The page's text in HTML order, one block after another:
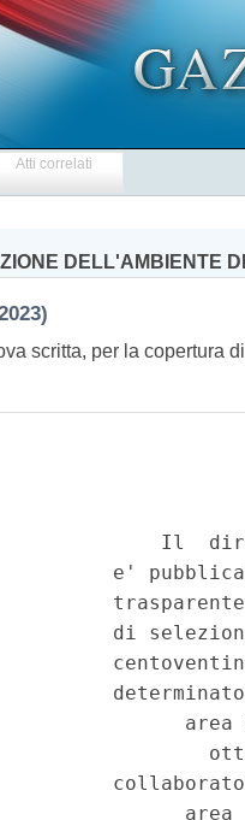
Atti correlati
DELL'AMBIENTE
scritta, per la copertura